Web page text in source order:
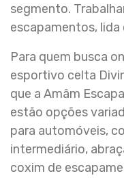
segmento.
escapamentos,
Para quem busca
esportivo celta
que a Amâm
estão opções
para automóveis,
intermediário,
coxim de